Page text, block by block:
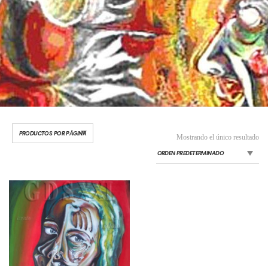
Mostrando el único resultado